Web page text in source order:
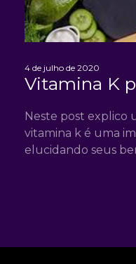
4 de julho de 2020
Vitamina K
Neste post explico
vitamina k é uma
elucidando seus